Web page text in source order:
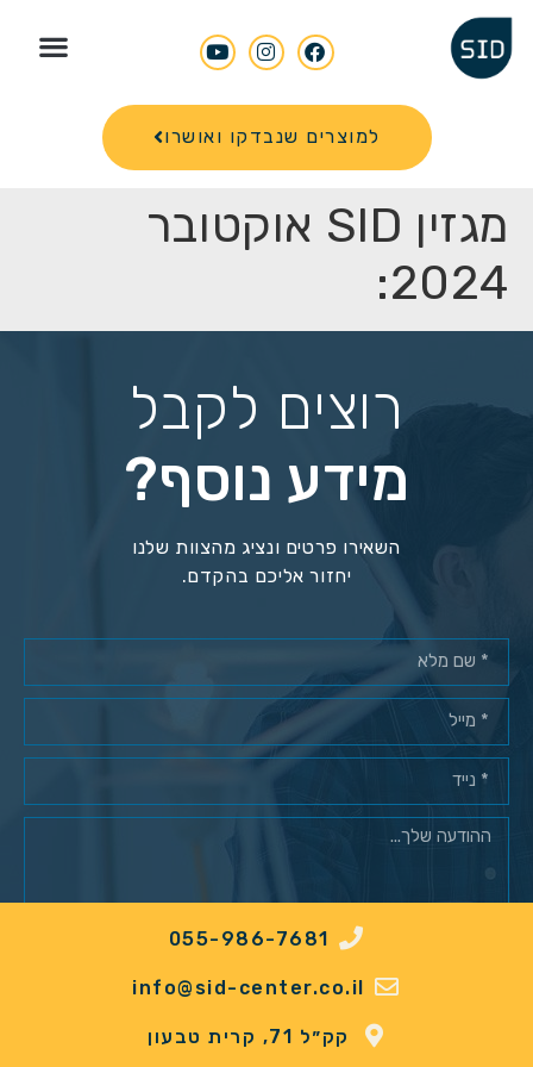
למוצרים שנבדקו ואושרו
מגזין SID אוקטובר
2024:
רוצים לקבל
מידע נוסף?
השאירו פרטים ונציג מהצוות שלנו
יחזור אליכם בהקדם.
מאשר/ת רישום למאגר לקוחות*
055-986-7681
info@sid-center.co.il
קק״ל 71, קרית טבעון